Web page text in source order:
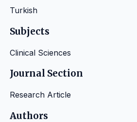
Turkish
Subjects
Clinical Sciences
Journal Section
Research Article
Authors